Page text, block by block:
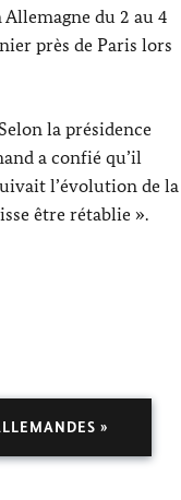
du 2 au 4
près de Paris lors
la présidence
a confié qu’il
l’évolution de la
être rétablie ».
»